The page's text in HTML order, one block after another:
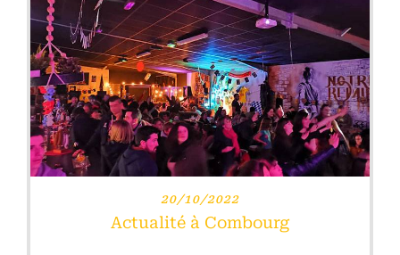
20/10/2022
Actualité à Combourg
LIRE PLUS